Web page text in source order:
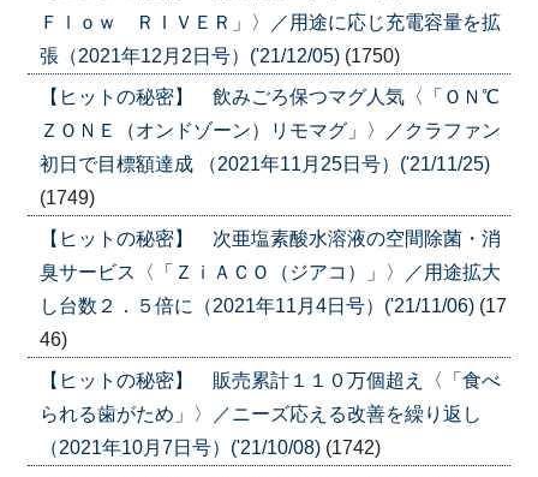
Ｆｌｏｗ ＲＩＶＥＲ」〉／用途に応じ充電容量を拡
張（2021年12月2日号）('21/12/05) (1750)
【ヒットの秘密】 飲みごろ保つマグ人気〈「ＯＮ℃
ＺＯＮＥ（オンドゾーン）リモマグ」〉／クラファン
初日で目標額達成 （2021年11月25日号）('21/11/25)
(1749)
【ヒットの秘密】 次亜塩素酸水溶液の空間除菌・消
臭サービス〈「ＺｉＡＣＯ（ジアコ）」〉／用途拡大
し台数２．５倍に（2021年11月4日号）('21/11/06) (17
46)
【ヒットの秘密】 販売累計１１０万個超え〈「食べ
られる歯がため」〉／ニーズ応える改善を繰り返し
（2021年10月7日号）('21/10/08) (1742)